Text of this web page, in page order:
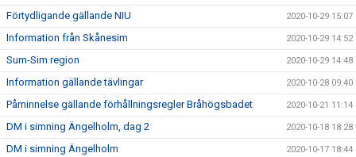
Förtydligande gällande NIU 2020-10-29 15:07
Information från Skånesim 2020-10-29 14:52
Sum-Sim region 2020-10-29 14:48
Information gällande tävlingar 2020-10-28 09:40
Påminnelse gällande förhållningsregler Bråhögsbadet 2020-10-21 11:14
DM i simning Ängelholm, dag 2 2020-10-18 18:28
DM i simning Ängelholm 2020-10-17 18:44